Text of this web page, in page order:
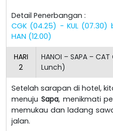
Detail Penerbangan :
CGK (04.25) - KUL (07.30)
HAN (12.00)
HARI
2
HANOI – SAPA –
Lunch)
Setelah sarapan di hotel,
menuju Sapa, menikmati
memukau dan ladang
jalan.